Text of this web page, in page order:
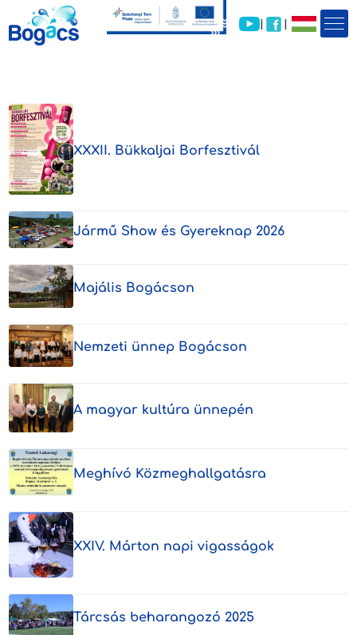
| |
Nyárvégi programok
2026-08-20 - 2026-08-23
HÍREINK
XXXII. Bükkaljai Borfesztivál
Jármű Show és Gyereknap 2026
Majális Bogácson
Nemzeti ünnep Bogácson
A magyar kultúra ünnepén
Meghívó Közmeghallgatásra
XXIV. Márton napi vigasságok
Tárcsás beharangozó 2025